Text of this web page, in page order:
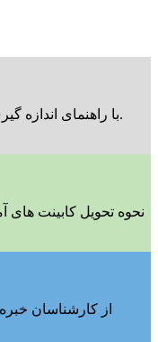
با راهنمای اندازه گیری آشپزخانه ما به راحتی اندازه بگیر.
نحوه تحویل کابینت های
از کارشناسان